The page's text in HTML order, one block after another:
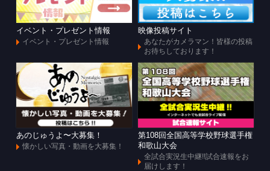
イベント・プレゼント情報
イベント・プレゼント情報
映像投稿サイト
あなたがカメラマン！皆様の投稿
お待ちしております！
あのじゅうよ〜大募集！
懐かしい写真・動画を大募集！
第108回全国高等学校野球選手権
和歌山大会
全試合実況生中継!!試合速報をお
届けします！